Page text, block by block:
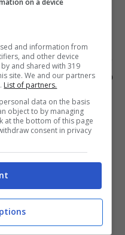
per il pesto
inconfondibile
e il limone. Il basilico
presentano invece
il basilico greco
sapore meno dolce
Ilbasilico
per le minestre e
messicano è
e dalle foglie
and information from
and other device
and shared with 319
site. We and our partners
List of partners.
data on the basis
object to by managing
at the bottom of this page
consent in privacy